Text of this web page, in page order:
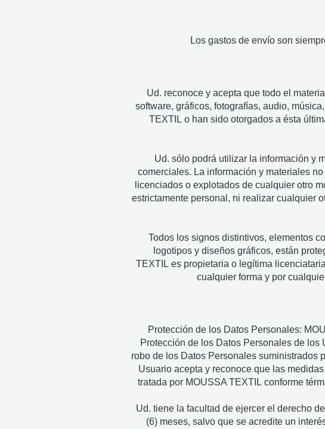
Los gastos de envío son
Ud. reconoce y acepta que todo el
software, gráficos, fotografías, audio,
TEXTIL o han sido otorgados a ésta
Ud. sólo podrá utilizar la información y
comerciales. La información y materiales
licenciados o explotados de cualquier otro
estrictamente personal, ni realizar cualquier
Todos los signos distintivos, elementos
logotipos y diseños gráficos, están
TEXTIL es propietaria o legítima
cualquier forma y por
Protección de los Datos Personales:
Protección de los Datos Personales de
robo de los Datos Personales suministrados
Usuario acepta y reconoce que las
tratada por MOUSSA TEXTIL conforme
Ud. tiene la facultad de ejercer el derecho
(6) meses, salvo que se acredite un